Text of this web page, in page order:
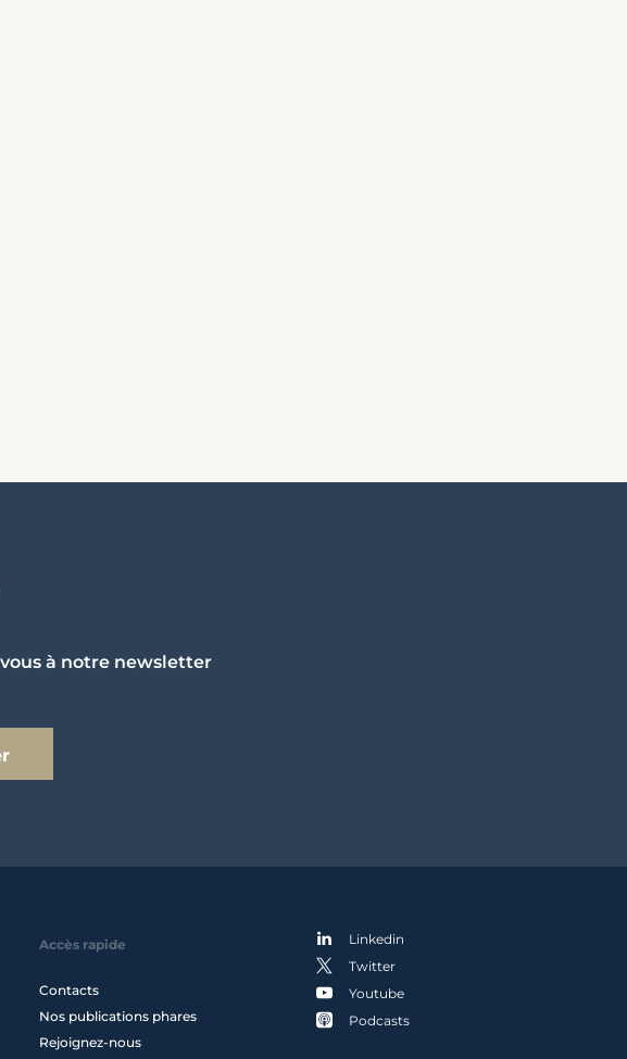
à notre newsletter
Accès rapide
Contacts
Nos publications phares
Rejoignez-nous
Linkedin
Twitter
Youtube
Podcasts